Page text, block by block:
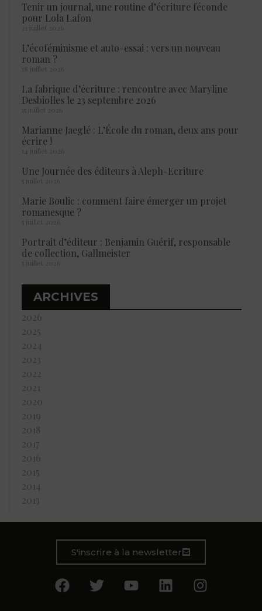
Tenir un journal, une routine d’écriture féconde
pour Lola Lafon
21 juillet 2026
L’écoféminisme et auto-essai : vers un nouveau
roman ?
18 juillet 2026
La fabrique d’écriture : rencontre avec Maryline
Desbiolles le 23 septembre 2026
15 juillet 2026
Marianne Jaeglé : L’École du roman, deux ans pour
écrire !
14 juillet 2026
Une Journée des éditeurs à Aleph-Ecriture
5 juillet 2026
Marie Boulic : comment faire émerger un projet
romanesque ?
5 juillet 2026
Portrait d’éditeur : Benjamin Guérif, responsable
de collection, Gallmeister
5 juillet 2026
ARCHIVES
2026
2025
2024
2023
2022
2021
2020
2019
2018
2017
2016
2015
2014
2013
S'inscrire à la newsletter